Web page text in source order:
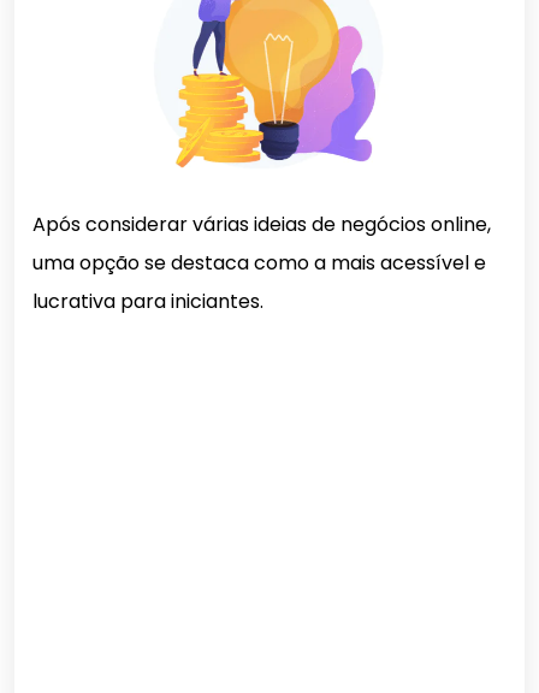
Após considerar várias ideias de negócios online,
uma opção se destaca como a mais acessível e
lucrativa para iniciantes.